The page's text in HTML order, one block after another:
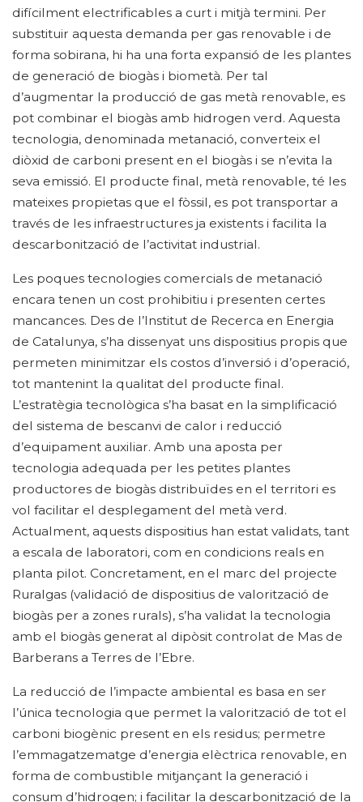
difícilment electrificables a curt i mitjà termini. Per
substituir aquesta demanda per gas renovable i de
forma sobirana, hi ha una forta expansió de les plantes
de generació de biogàs i biometà. Per tal
d’augmentar la producció de gas metà renovable, es
pot combinar el biogàs amb hidrogen verd. Aquesta
tecnologia, denominada metanació, converteix el
diòxid de carboni present en el biogàs i se n’evita la
seva emissió. El producte final, metà renovable, té les
mateixes propietas que el fòssil, es pot transportar a
través de les infraestructures ja existents i facilita la
descarbonització de l’activitat industrial.
Les poques tecnologies comercials de metanació
encara tenen un cost prohibitiu i presenten certes
mancances. Des de l’Institut de Recerca en Energia
de Catalunya, s’ha dissenyat uns dispositius propis que
permeten minimitzar els costos d’inversió i d’operació,
tot mantenint la qualitat del producte final.
L’estratègia tecnològica s’ha basat en la simplificació
del sistema de bescanvi de calor i reducció
d’equipament auxiliar. Amb una aposta per
tecnologia adequada per les petites plantes
productores de biogàs distribuïdes en el territori es
vol facilitar el desplegament del metà verd.
Actualment, aquests dispositius han estat validats, tant
a escala de laboratori, com en condicions reals en
planta pilot. Concretament, en el marc del projecte
Ruralgas (validació de dispositius de valorització de
biogàs per a zones rurals), s’ha validat la tecnologia
amb el biogàs generat al dipòsit controlat de Mas de
Barberans a Terres de l’Ebre.
La reducció de l’impacte ambiental es basa en ser
l’única tecnologia que permet la valorització de tot el
carboni biogènic present en els residus; permetre
l’emmagatzematge d’energia elèctrica renovable, en
forma de combustible mitjançant la generació i
consum d’hidrogen; i facilitar la descarbonització de la